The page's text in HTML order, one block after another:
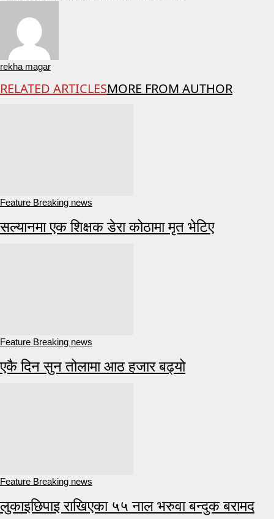
rekha magar
RELATED ARTICLESMORE FROM AUTHOR
Feature Breaking news
सल्यानमा एक शिक्षक डेरा कोठामा मृत भेटिए
Feature Breaking news
एकै दिन सुन तोलामा आठ हजार बढ्यो
Feature Breaking news
लुकाइछिपाइ राखिएका ५५ नाल भरुवा बन्दुक बरामद